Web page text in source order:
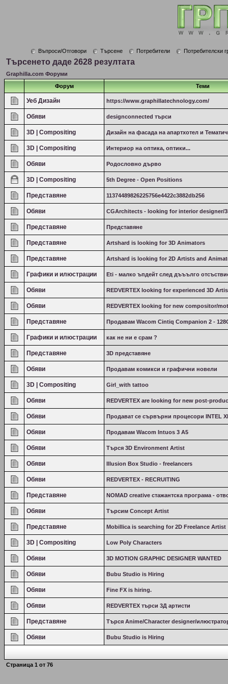
Въпроси/Отговори Търсене Потребители Потребителски
Търсенето даде 2628 резултата
Graphilla.com Форуми
Форум
Теми
Уеб Дизайн https://www.graphillatechnology.com/
Обяви designconnected търси
3D | Compositing Дизайн на фасада на апартхотел и
3D | Compositing Интериор на оптика, оптики...
Обяви Родословно дърво
3D | Compositing 5th Degree - Open Positions
Представяне 11374489826225756e4422c3882db256
Обяви CGArchitects - looking for interior designer/
Представяне Представяне
Представяне Artshard is looking for 3D Animators
Представяне Artshard is looking for 2D Artists and
Графики и илюстрации Eti - малко ъпдейт след дъъълго
Обяви REDVERTEX looking for experienced 3D
Обяви REDVERTEX looking for new compositor/
Представяне Продавам Wacom Cintiq Companion 2 -
Графики и илюстрации как не ни е срам ?
Представяне 3D представяне
Обяви Продавам комикси и графични новели
3D | Compositing Girl_with tattoo
Обяви REDVERTEX are looking for new post-
Обяви Продават се сървърни процесори INTEL
Обяви Продавам Wacom Intuos 3 A5
Обяви Търся 3D Environment Artist
Обяви Illusion Box Studio - freelancers
Обяви REDVERTEX - RECRUITING
Представяне NOMAD creative стажантска програма -
Обяви Търсим Concept Artist
Представяне Mobillica is searching for 2D Freelance Artist
3D | Compositing Low Poly Characters
Обяви 3D MOTION GRAPHIC DESIGNER WANTED
Обяви Bubu Studio is Hiring
Обяви Fine FX is hiring.
Обяви REDVERTEX търси 3Д артисти
Представяне Търся Anime/Character designer/
Обяви Bubu Studio is Hiring
Страница 1 от 76